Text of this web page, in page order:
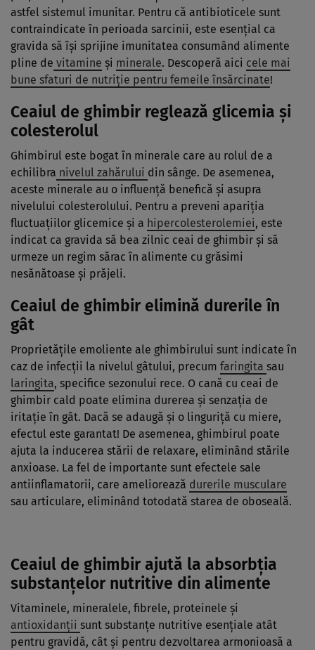
astfel sistemul imunitar. Pentru că antibioticele sunt
contraindicate în perioada sarcinii, este esenţial ca
gravida să îşi sprijine imunitatea consumând alimente
pline de vitamine şi minerale. Descoperă aici cele mai
bune sfaturi de nutriţie pentru femeile însărcinate!
Ceaiul de ghimbir reglează glicemia şi
colesterolul
Ghimbirul este bogat în minerale care au rolul de a
echilibra nivelul zahărului din sânge. De asemenea,
aceste minerale au o influenţă benefică şi asupra
nivelului colesterolului. Pentru a preveni apariţia
fluctuaţiilor glicemice şi a hipercolesterolemiei, este
indicat ca gravida să bea zilnic ceai de ghimbir şi să
urmeze un regim sărac în alimente cu grăsimi
nesănătoase şi prăjeli.
Ceaiul de ghimbir elimină durerile în
gât
Proprietăţile emoliente ale ghimbirului sunt indicate în
caz de infecţii la nivelul gâtului, precum faringita sau
laringita, specifice sezonului rece. O cană cu ceai de
ghimbir cald poate elimina durerea şi senzaţia de
iritaţie în gât. Dacă se adaugă şi o linguriţă cu miere,
efectul este garantat! De asemenea, ghimbirul poate
ajuta la inducerea stării de relaxare, eliminând stările
anxioase. La fel de importante sunt efectele sale
antiinflamatorii, care ameliorează durerile musculare
sau articulare, eliminând totodată starea de oboseală.
Ceaiul de ghimbir ajută la absorbţia
substanţelor nutritive din alimente
Vitaminele, mineralele, fibrele, proteinele şi
antioxidanţii sunt substanţe nutritive esenţiale atât
pentru gravidă, cât şi pentru dezvoltarea armonioasă a